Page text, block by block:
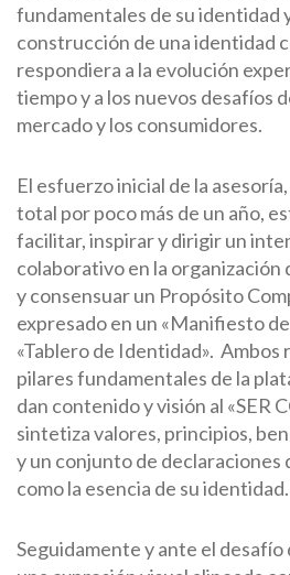
fundamentales de su identidad
construcción de una identidad
respondiera a la evolución
tiempo y a los nuevos desafíos
mercado y los consumidores.
El esfuerzo inicial de la
total por poco más de un año,
facilitar, inspirar y dirigir un
colaborativo en la
y consensuar un Propósito
expresado en un «Manifiesto
«Tablero de Identidad». Ambos
pilares fundamentales de la
dan contenido y visión al «SER
sintetiza valores, principios,
y un conjunto de declaraciones
como la esencia de su identidad.
Seguidamente y ante el desafío